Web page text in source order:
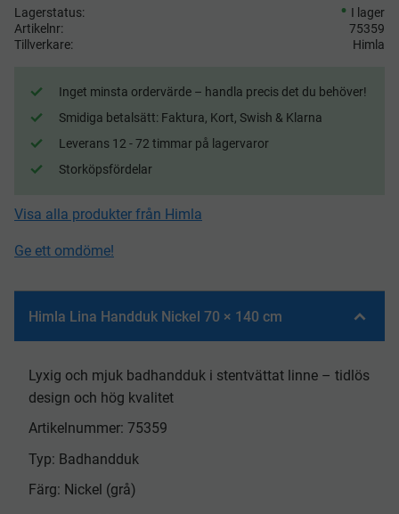
Lagerstatus
I lager
Artikelnr
75359
Tillverkare
Himla
Inget minsta ordervärde – handla precis det du behöver!
Smidiga betalsätt: Faktura, Kort, Swish & Klarna
Leverans 12 - 72 timmar på lagervaror
Storköpsfördelar
Visa alla produkter från Himla
Ge ett omdöme!
Himla Lina Handduk Nickel 70 × 140 cm
Lyxig och mjuk badhandduk i stentvättat linne – tidlös
design och hög kvalitet
Artikelnummer: 75359
Typ: Badhandduk
Färg: Nickel (grå)